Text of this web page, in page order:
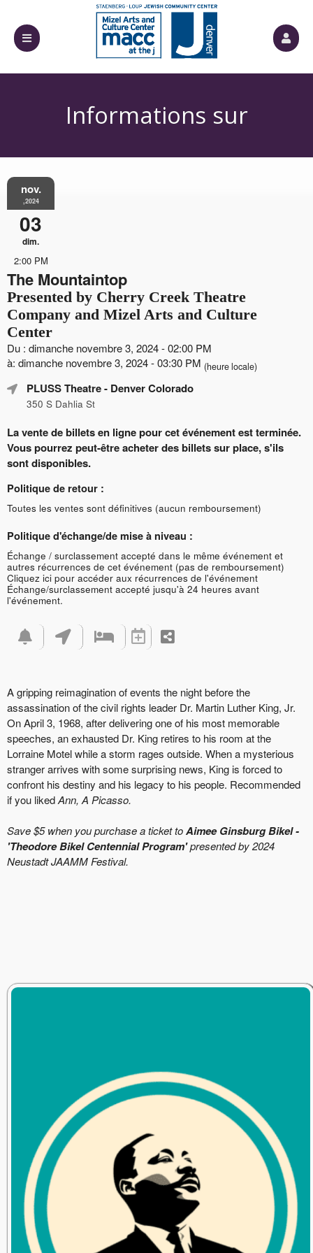
Informations sur
nov.
,2024
03
dim.
2:00 PM
The Mountaintop
Presented by Cherry Creek Theatre
Company and Mizel Arts and Culture
Center
Du : dimanche novembre 3, 2024 - 02:00 PM
à: dimanche novembre 3, 2024 - 03:30 PM (heure locale)
PLUSS Theatre- Denver Colorado
350 S Dahlia St
La vente de billets en ligne pour cet événement est terminée.
Vous pourrez peut-être acheter des billets sur place, s'ils
sont disponibles.
Politique de retour :
Toutes les ventes sont définitives (aucun remboursement)
Politique d'échange/de mise à niveau :
Échange / surclassement accepté dans le même événement et
autres récurrences de cet événement (pas de remboursement)
Cliquez ici pour accéder aux récurrences de l'événement
Échange/surclassement accepté jusqu'à 24 heures avant
l'événement.
A gripping reimagination of events the night before the
assassination of the civil rights leader Dr. Martin Luther King, Jr.
On April 3, 1968, after delivering one of his most memorable
speeches, an exhausted Dr. King retires to his room at the
Lorraine Motel while a storm rages outside. When a mysterious
stranger arrives with some surprising news, King is forced to
confront his destiny and his legacy to his people. Recommended
if you likedAnn, A Picasso.
Save $5 when you purchase a ticket toAimee Ginsburg Bikel -
'Theodore Bikel Centennial Program'presented by 2024
Neustadt JAAMM Festival.